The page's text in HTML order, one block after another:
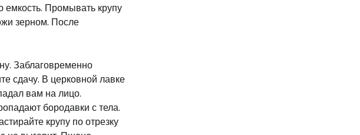
Промывать крупу
зерном. После
Заблаговременно
сдачу. В церковной лавке
вам на лицо.
бородавки с тела.
крупу по отрезку